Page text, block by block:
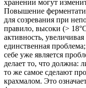
хранении могут
Повышение
для созревания при
правило, высоки (>
активность,
единственная
себе уже является
делает то, что должна:
то же самое сделают
крахмалом. Это